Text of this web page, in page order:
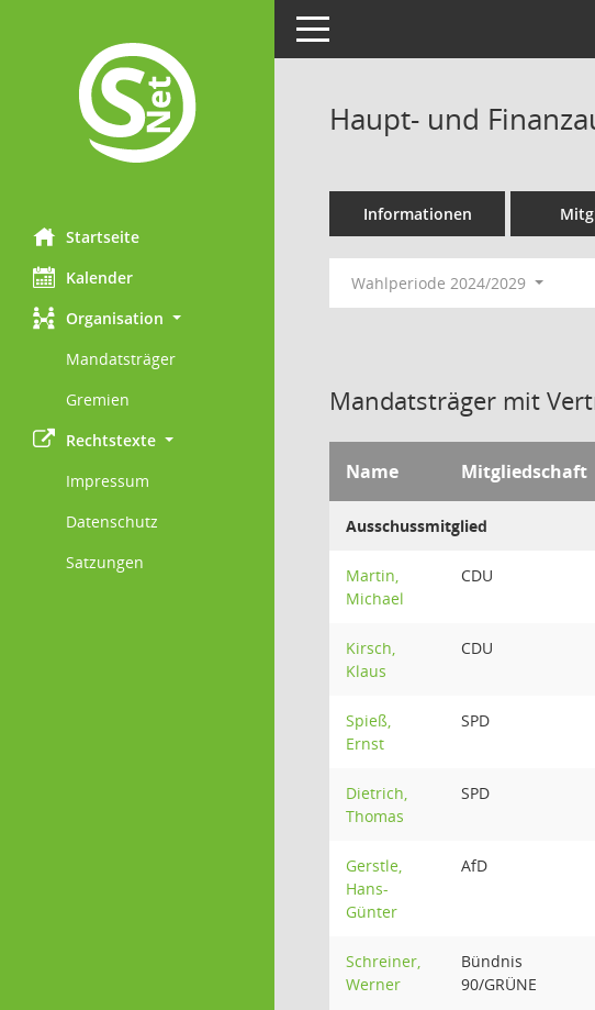
Startseite
Kalender
Organisation
Mandatsträger
Gremien
Rechtstexte
Impressum
Datenschutz
Satzungen
Toggle navigation
Haupt- und
Informationen
Wahlperiode 2024/2029
Mandatsträger mit
Name Mitgliedschaft
Ausschussmitglied
Martin,
Michael
CDU
Kirsch,
Klaus
CDU
Spieß,
Ernst
SPD
Dietrich,
Thomas
SPD
Gerstle,
Hans-
Günter
AfD
Schreiner,
Werner
Bündnis
90/GRÜNE